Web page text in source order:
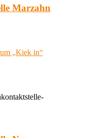
Marzahn
„Kiek in“